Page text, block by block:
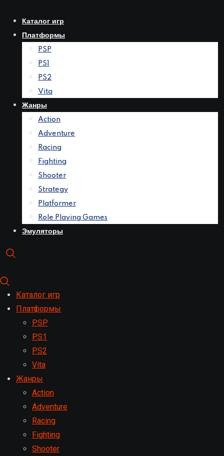
контенту
Каталог игр
Платформы
PSP
PS1
PS2
Vita
Жанры
Action
Adventure
Racing
Fighting
Shooter
Strategy
Platformer
Role Playing Games
Эмуляторы
Каталог игр
Платформы
PSP
PS1
PS2
Vita
Жанры
Action
Adventure
Racing
Fighting
Shooter